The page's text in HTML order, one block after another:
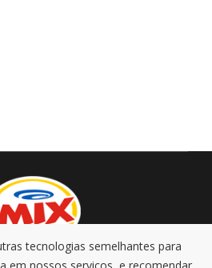
tecnologias semelhantes para
em nossos serviços, e recomendar